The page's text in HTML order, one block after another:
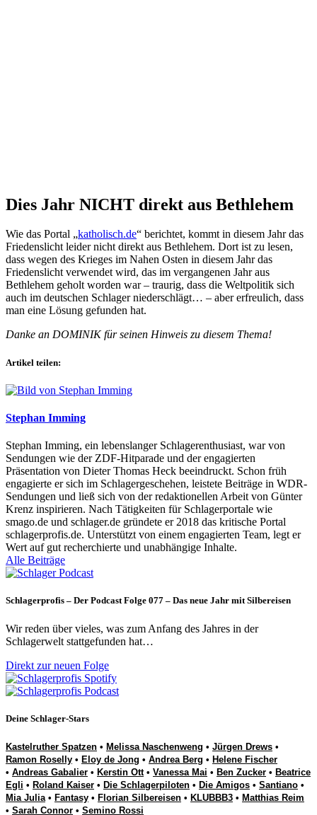
Dies Jahr NICHT direkt aus Bethlehem
Wie das Portal „katholisch.de“ berichtet, kommt in diesem Jahr das
Friedenslicht leider nicht direkt aus Bethlehem. Dort ist zu lesen,
dass wegen des Krieges im Nahen Osten in diesem Jahr das
Friedenslicht verwendet wird, das im vergangenen Jahr aus
Bethlehem geholt worden war – traurig, dass die Weltpolitik sich
auch im deutschen Schlager niederschlägt… – aber erfreulich, dass
man eine Lösung gefunden hat.
Danke an DOMINIK für seinen Hinweis zu diesem Thema!
Artikel teilen:
Stephan Imming
Stephan Imming, ein lebenslanger Schlagerenthusiast, war von
Sendungen wie der ZDF-Hitparade und der engagierten
Präsentation von Dieter Thomas Heck beeindruckt. Schon früh
engagierte er sich im Schlagergeschehen, leistete Beiträge in WDR-
Sendungen und ließ sich von der redaktionellen Arbeit von Günter
Krenz inspirieren. Nach Tätigkeiten für Schlagerportale wie
smago.de und schlager.de gründete er 2018 das kritische Portal
schlagerprofis.de. Unterstützt von einem engagierten Team, legt er
Wert auf gut recherchierte und unabhängige Inhalte.
Alle Beiträge
Schlagerprofis – Der Podcast Folge 077 – Das neue Jahr mit Silbereisen
Wir reden über vieles, was zum Anfang des Jahres in der
Schlagerwelt stattgefunden hat…
Direkt zur neuen Folge
Deine Schlager-Stars
Kastelruther Spatzen • Melissa Naschenweng • Jürgen Drews •
Ramon Roselly • Eloy de Jong • Andrea Berg • Helene Fischer
• Andreas Gabalier • Kerstin Ott• Vanessa Mai • Ben Zucker • Beatrice
Egli • Roland Kaiser • Die Schlagerpiloten • Die Amigos • Santiano •
Mia Julia• Fantasy • Florian Silbereisen • KLUBBB3 • Matthias Reim
• Sarah Connor • Semino Rossi